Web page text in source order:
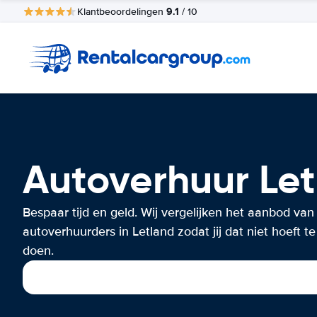
Klantbeoordelingen 9.1 / 10
Autoverhuur
Bespaar tijd en geld. Wij vergelijken het aanbod van
autoverhuurders in Letland zodat jij dat niet hoeft te
doen.